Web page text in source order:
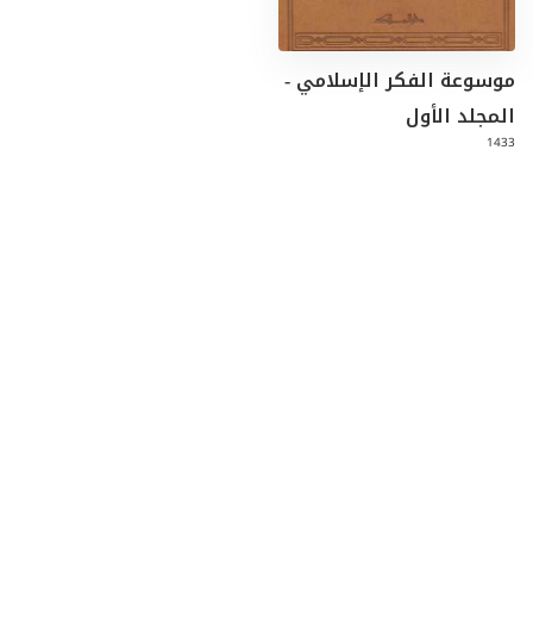
موسوعة الفكر الإسلامي -
المجلد الأول
1433